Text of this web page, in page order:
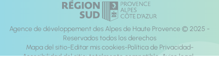
Agence de développement des Alpes de Haute Provence © 2025 -
Reservados todos los derechos
Mapa del sitio Editar mis cookies Política de Privacidad
Accesibilidad del sitio: totalmente compatible Aviso legal